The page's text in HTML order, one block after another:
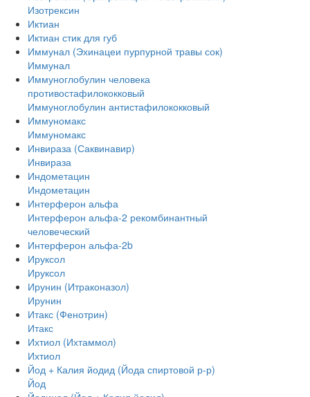
Изотрексин
Иктиан
Иктиан стик для губ
Иммунал (Эхинацеи пурпурной травы сок)
Иммунал
Иммуноглобулин человека
противостафилококковый
Иммуноглобулин антистафилококковый
Иммуномакс
Иммуномакс
Инвираза (Саквинавир)
Инвираза
Индометацин
Индометацин
Интерферон альфа
Интерферон альфа-2 рекомбинантный
человеческий
Интерферон альфа-2b
Ируксол
Ируксол
Ирунин (Итраконазол)
Ирунин
Итакс (Фенотрин)
Итакс
Ихтиол (Ихтаммол)
Ихтиол
Йод + Калия йодид (Йода спиртовой р-р)
Йод